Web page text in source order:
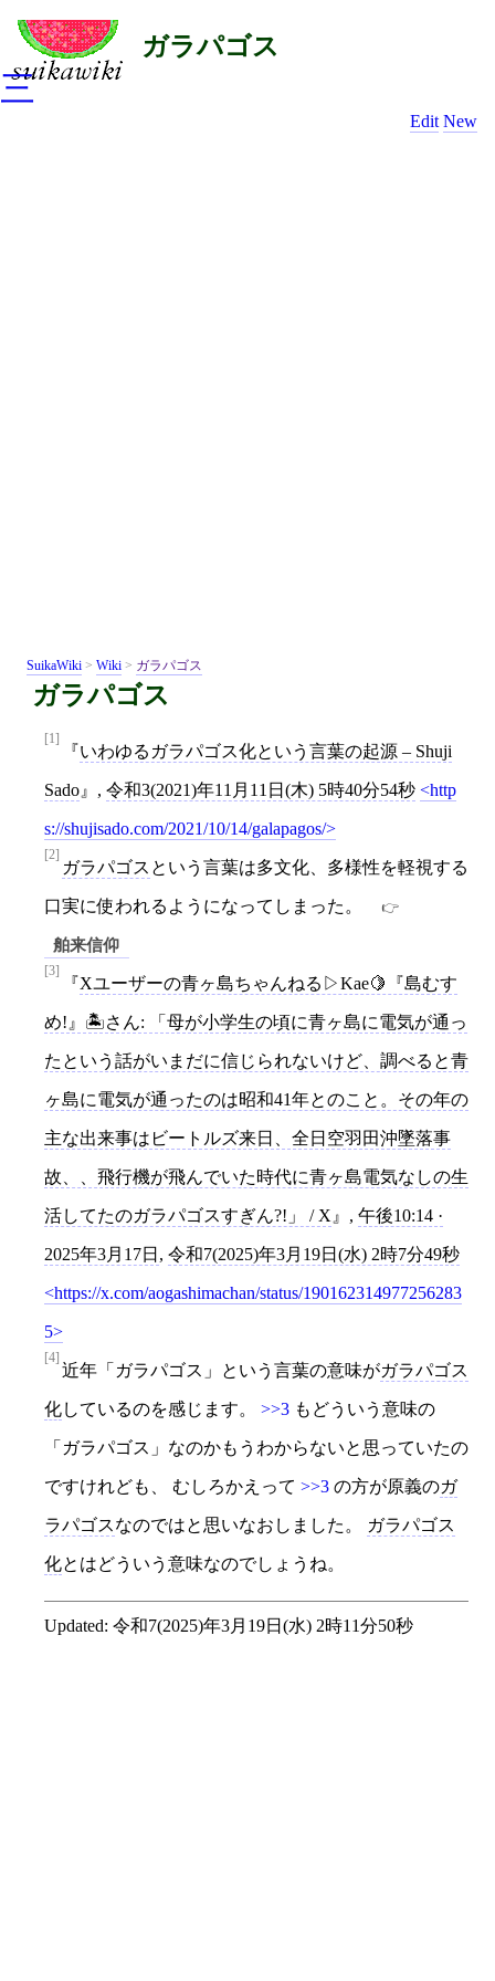
ガラパゴス
Edit New
SuikaWiki > Wiki > ガラパゴス
ガラパゴス
[1]
いわゆるガラパゴス化という言葉の起源 – Shuji
Sado , 令和3(2021)年11月11日(木) 5時40分54秒 http
s://shujisado.com/2021/10/14/galapagos/
[2]
ガラパゴス という言葉は多文化、多様性を軽視する
口実に使われるようになってしまった。
舶来信仰
[3]
Xユーザーの青ヶ島ちゃんねる▷Kae🍋『島むす
め!』🏝さん: 「母が小学生の頃に青ヶ島に電気が通っ
たという話がいまだに信じられないけど、調べると青
ヶ島に電気が通ったのは昭和41年とのこと。その年の
主な出来事はビートルズ来日、全日空羽田沖墜落事
故、、飛行機が飛んでいた時代に青ヶ島電気なしの生
活してたのガラパゴスすぎん?!」 / X , 午後10:14 ·
2025年3月17日 , 令和7(2025)年3月19日(水) 2時7分49秒
https://x.com/aogashimachan/status/190162314977256283
5
[4]
近年「ガラパゴス」という言葉の意味がガラパゴス
化しているのを感じます。 >>3 もどういう意味の
「ガラパゴス」なのかもうわからないと思っていたの
ですけれども、 むしろかえって >>3 の方が原義のガ
ラパゴスなのではと思いなおしました。 ガラパゴス
化とはどういう意味なのでしょうね。
Updated: 令和7(2025)年3月19日(水) 2時11分50秒
三